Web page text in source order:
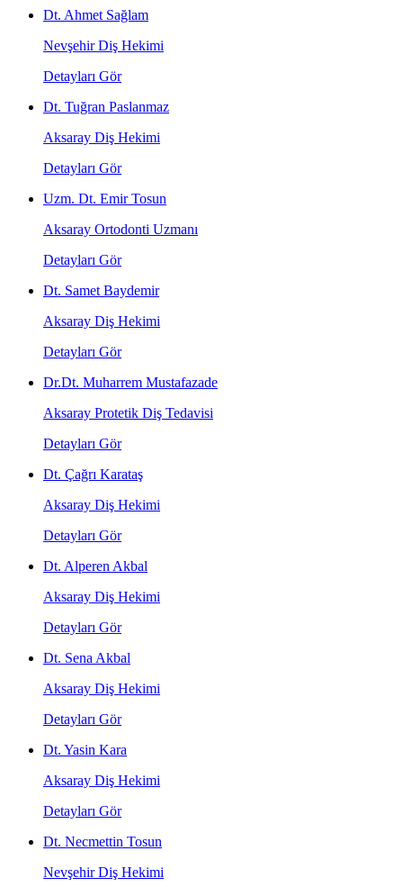
Dt. Ahmet Sağlam
Nevşehir Diş Hekimi
Detayları Gör
Dt. Tuğran Paslanmaz
Aksaray Diş Hekimi
Detayları Gör
Uzm. Dt. Emir Tosun
Aksaray Ortodonti Uzmanı
Detayları Gör
Dt. Samet Baydemir
Aksaray Diş Hekimi
Detayları Gör
Dr.Dt. Muharrem Mustafazade
Aksaray Protetik Diş Tedavisi
Detayları Gör
Dt. Çağrı Karataş
Aksaray Diş Hekimi
Detayları Gör
Dt. Alperen Akbal
Aksaray Diş Hekimi
Detayları Gör
Dt. Sena Akbal
Aksaray Diş Hekimi
Detayları Gör
Dt. Yasin Kara
Aksaray Diş Hekimi
Detayları Gör
Dt. Necmettin Tosun
Nevşehir Diş Hekimi